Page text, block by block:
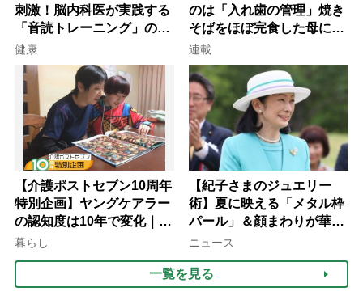
刺激！脳内科医が実践する
「音読トレーニング」の極
意
健康
のは「入れ歯の管理」焼き
そばをほぼ完食した母に息
子が血の気が引いた理由
連載
【介護ポストセブン10周年
特別企画】ヤングケアラー
の認知度は10年で変化｜流
行語大賞にノミネート、法
暮らし
【紀子さまのジュエリー
術】夏に映える「メタル枠
パール」＆顔まわりが華や
ぐ「揺れる一粒」の使い分
ニュース
一覧を見る